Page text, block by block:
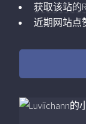
获取该站的
近期网站点